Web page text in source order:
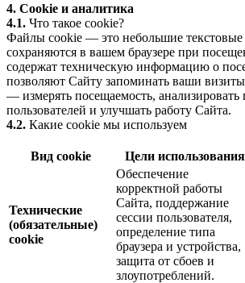
4. Cookie и аналитика
4.1. Что такое cookie?
Файлы cookie — это небольшие
сохраняются в вашем браузере при
содержат техническую информацию о
позволяют Сайту запоминать ваши
— измерять посещаемость, анализировать
пользователей и улучшать работу Сайта.
4.2. Какие cookie мы используем
Вид cookie Цели использования
Технические
(обязательные)
cookie
Обеспечение
корректной работы
Сайта, поддержание
сессии пользователя,
определение типа
браузера и устройства,
защита от сбоев и
злоупотреблений.